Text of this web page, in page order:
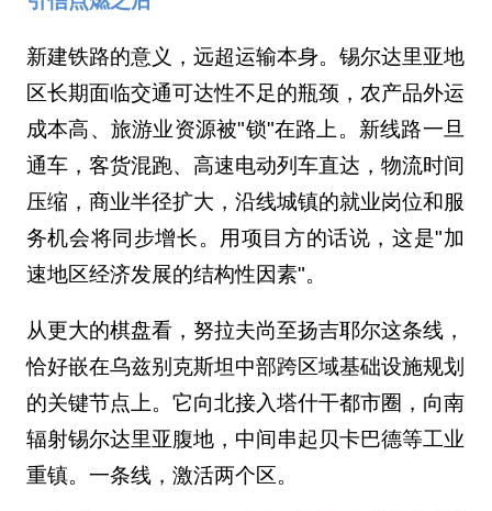
新建铁路的意义，远超运输本身。锡尔达里亚地
区长期面临交通可达性不足的瓶颈，农产品外运
成本高、旅游业资源被"锁"在路上。新线路一旦
通车，客货混跑、高速电动列车直达，物流时间
压缩，商业半径扩大，沿线城镇的就业岗位和服
务机会将同步增长。用项目方的话说，这是"加
速地区经济发展的结构性因素"。
从更大的棋盘看，努拉夫尚至扬吉耶尔这条线，
恰好嵌在乌兹别克斯坦中部跨区域基础设施规划
的关键节点上。它向北接入塔什干都市圈，向南
辐射锡尔达里亚腹地，中间串起贝卡巴德等工业
重镇。一条线，激活两个区。